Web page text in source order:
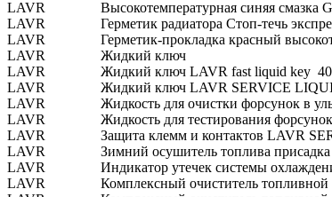
LAVR
Высокотемпературная синяя смазка
LAVR
Герметик радиатора Стоп-течь
LAVR
Герметик-прокладка красный
LAVR
Жидкий ключ
LAVR
Жидкий ключ LAVR fast liquid key
LAVR
Жидкий ключ LAVR SERVICE
LAVR
Жидкость для очистки форсунок в
LAVR
Жидкость для тестирования
LAVR
Защита клемм и контактов LAVR
LAVR
Зимний осушитель топлива
LAVR
Индикатор утечек системы
LAVR
Комплексный очиститель топливной